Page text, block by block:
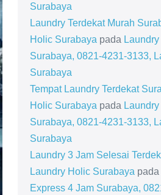
Surabaya
Laundry Terdekat Murah
Holic Surabaya pada
Surabaya, 0821-4231-3133,
Surabaya
Tempat Laundry Terdekat
Holic Surabaya pada
Surabaya, 0821-4231-3133,
Surabaya
Laundry 3 Jam Selesai
Laundry Holic Surabaya pada
Express 4 Jam Surabaya,